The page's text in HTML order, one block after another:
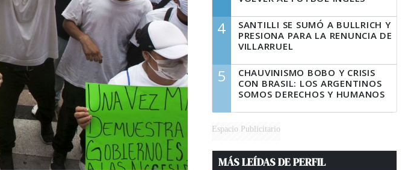
4
SANTILLI SE SUMÓ A BULLRICH Y
PRESIONA PARA LA RENUNCIA DE
VILLARRUEL
5
CHAUVINISMO BOBO Y CRISIS
CON BRASIL: LOS ARGENTINOS
SOMOS DERECHOS Y HUMANOS
Espacio Publicitario
MÁS LEÍDAS DE PERFIL